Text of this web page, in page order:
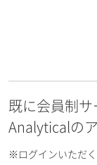
お名前フリガナ（名
既に会員制サ
Analyticalの
※ログインいただ